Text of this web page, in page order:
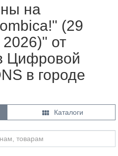
на
(29
от
Цифровой
в городе
 Каталоги